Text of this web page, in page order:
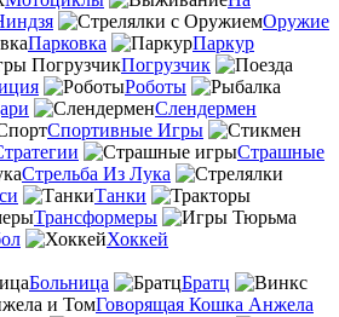
Оружие
Парковка
Паркур
Погрузчик
Роботы
Слендермен
Спортивные Игры
Страшные
Стрельба Из Лука
Танки
Трансформеры
Хоккей
Больница
Братц
Говорящая Кошка Анжела